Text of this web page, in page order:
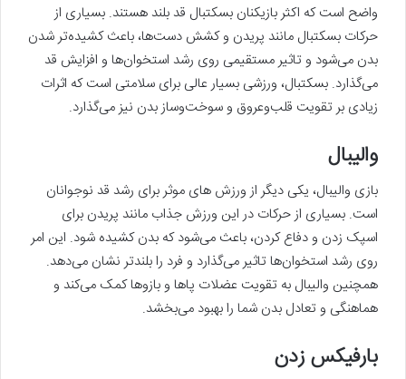
واضح است که اکثر بازیکنان بسکتبال قد بلند هستند. بسیاری از
حرکات بسکتبال مانند پریدن و کشش دست‌ها، باعث کشیده‌تر شدن
بدن می‌شود و تاثیر مستقیمی روی رشد استخوان‌ها و افزایش قد
می‌گذارد. بسکتبال، ورزشی بسیار عالی برای سلامتی است که اثرات
زیادی بر تقویت قلب‌وعروق و سوخت‌وساز بدن نیز می‌گذارد.
والیبال
بازی والیبال، یکی دیگر از ورزش ‌های موثر برای رشد قد نوجوانان
است. بسیاری از حرکات در این ورزش جذاب مانند پریدن برای
اسپک زدن و دفاع کردن، باعث می‌شود که بدن کشیده شود. این امر
روی رشد استخوان‌ها تاثیر می‌گذارد و فرد را بلندتر نشان می‌دهد.
همچنین والیبال به تقویت عضلات پاها و بازوها کمک می‌کند و
هماهنگی و تعادل بدن شما را بهبود می‌بخشد.
بارفیکس زدن